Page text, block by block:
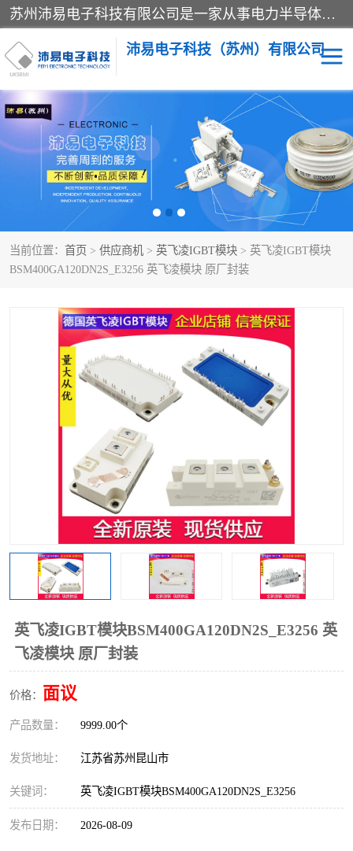
苏州沛易电子科技有限公司是一家从事电力半导体器件和电子元器件的专业代理及分销商，产品包括：IGBT模块、IPM模块、PIM模块、二极管、三极管、可控硅、整流桥、IGBT单管、IGBT电路驱动板、GTR达林顿模块、快恢复二极管、肖特基二极管、熔断器、IC集成电路、快速熔断器等。
沛易电子科技（苏州）有限公司
当前位置： 首页 > 供应商机 > 英飞凌IGBT模块 > 英飞凌IGBT模块
BSM400GA120DN2S_E3256 英飞凌模块 原厂封装
英飞凌IGBT模块BSM400GA120DN2S_E3256 英
飞凌模块 原厂封装
价格： 面议
产品数量： 9999.00个
发货地址： 江苏省苏州昆山市
关键词： 英飞凌IGBT模块BSM400GA120DN2S_E3256
发布日期： 2026-08-09
西门康 英飞凌
快恢复二极管 英飞凌IGBT模块
英飞凌可控硅模块 IXYS艾赛斯可控硅
SEMIKRON西门康IGBT SEMIKRON西门康可控硅
器
MOS管场效应管 晶闸管